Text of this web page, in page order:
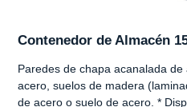
Contenedor de Almacén
Paredes de chapa acanalada
acero, suelos de madera
de acero o suelo de acero. *